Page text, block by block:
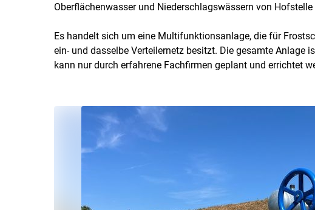
Oberflächenwasser und Niederschlagswässern von Hofstelle
Es handelt sich um eine Multifunktionsanlage, die für
ein- und dasselbe Verteilernetz besitzt. Die gesamte Anlage
kann nur durch erfahrene Fachfirmen geplant und errichtet